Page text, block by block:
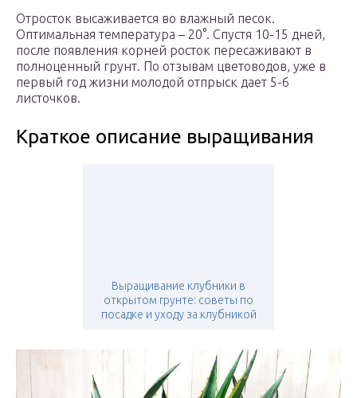
Отросток высаживается во влажный песок.
Оптимальная температура – 20°. Спустя 10-15 дней,
после появления корней росток пересаживают в
полноценный грунт. По отзывам цветоводов, уже в
первый год жизни молодой отпрыск дает 5-6
листочков.
Краткое описание выращивания
Выращивание клубники в
открытом грунте: советы по
посадке и уходу за клубникой